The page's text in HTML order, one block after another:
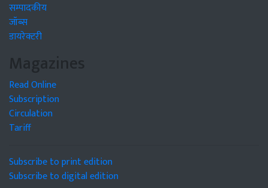
सम्पादकीय
जॉब्स
डायरेक्टरी
Magazines
Read Online
Subscription
Circulation
Tariff
Subscribe to print edition
Subscribe to digital edition